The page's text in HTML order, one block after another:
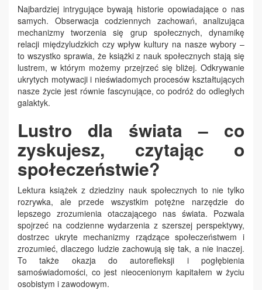
Najbardziej intrygujące bywają historie opowiadające o nas
samych. Obserwacja codziennych zachowań, analizująca
mechanizmy tworzenia się grup społecznych, dynamikę
relacji międzyludzkich czy wpływ kultury na nasze wybory –
to wszystko sprawia, że książki z nauk społecznych stają się
lustrem, w którym możemy przejrzeć się bliżej. Odkrywanie
ukrytych motywacji i nieświadomych procesów kształtujących
nasze życie jest równie fascynujące, co podróż do odległych
galaktyk.
Lustro dla świata – co
zyskujesz, czytając o
społeczeństwie?
Lektura książek z dziedziny nauk społecznych to nie tylko
rozrywka, ale przede wszystkim potężne narzędzie do
lepszego zrozumienia otaczającego nas świata. Pozwala
spojrzeć na codzienne wydarzenia z szerszej perspektywy,
dostrzec ukryte mechanizmy rządzące społeczeństwem i
zrozumieć, dlaczego ludzie zachowują się tak, a nie inaczej.
To także okazja do autorefleksji i pogłębienia
samoświadomości, co jest nieocenionym kapitałem w życiu
osobistym i zawodowym.